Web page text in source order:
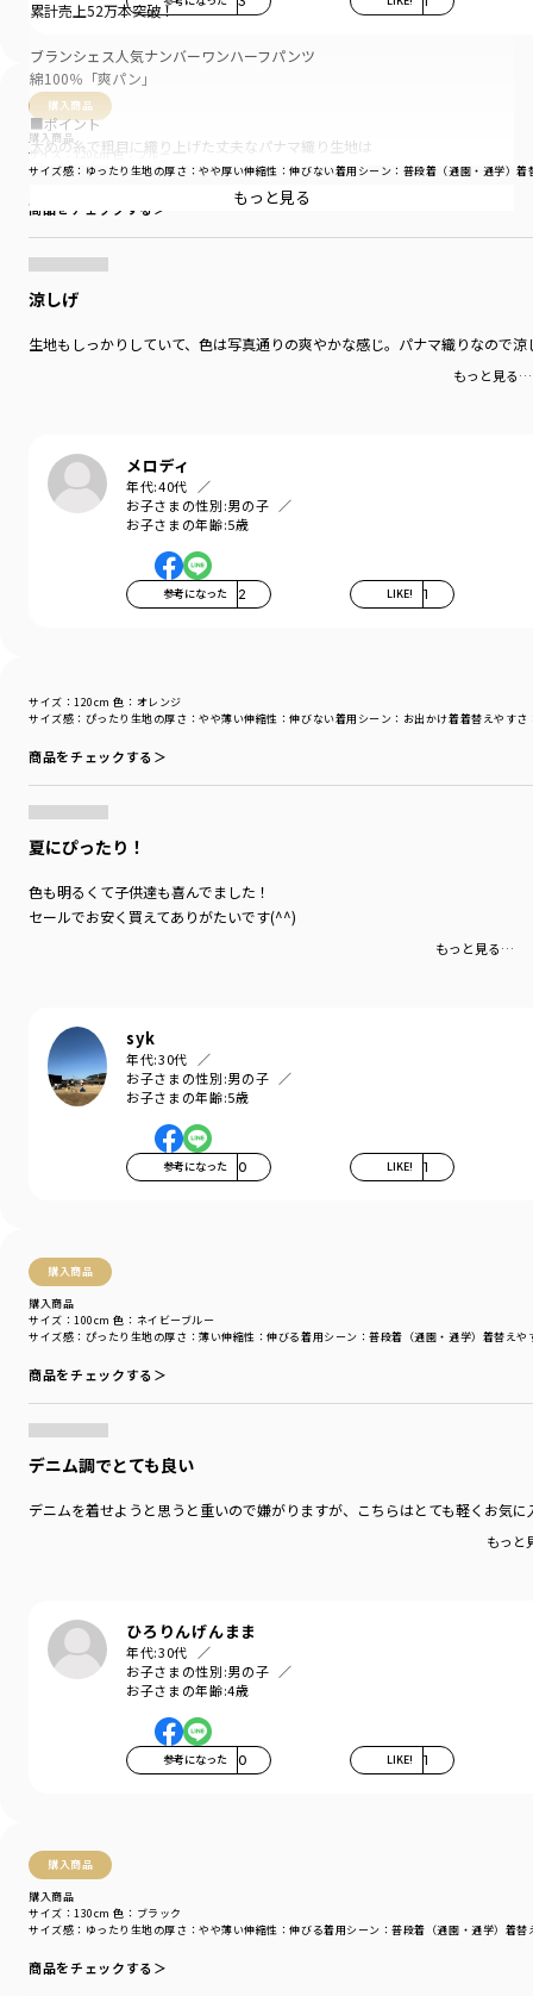
購入商品
購入商品
サイズ感 ：ゆったり 生地の厚さ ：やや厚い伸縮性 ：伸びない着用シーン ：普段着（通園・通学）着
サイズ：120cm 色：ブルー
商品をチェックする＞
涼しげ
生地もしっかりしていて、色は写真通りの爽やかな感じ。パナマ織りなので涼
もっと見る…
メロディ
年代:40代
お子さまの性別:男の子
お子さまの年齢:5歳
参考になった 2 LIKE! 1
サイズ感 ：ぴったり 生地の厚さ ：やや薄い伸縮性 ：伸びない着用シーン ：お出かけ着着替えやすさ
サイズ：120cm 色：オレンジ
商品をチェックする＞
夏にぴったり！
色も明るくて子供達も喜んでました！
セールでお安く買えてありがたいです(^^)
もっと見る…
syk
年代:30代
お子さまの性別:男の子
お子さまの年齢:5歳
参考になった 0 LIKE! 1
購入商品
購入商品
サイズ感 ：ぴったり 生地の厚さ ：薄い伸縮性 ：伸びる着用シーン ：普段着（通園・通学） 着替えや
サイズ：100cm 色：ネイビーブルー
商品をチェックする＞
デニム調でとても良い
デニムを着せようと思うと重いので嫌がりますが、こちらはとても軽くお気に
もっ
ひろりんげんまま
年代:30代
お子さまの性別:男の子
お子さまの年齢:4歳
参考になった 0 LIKE! 1
購入商品
購入商品
サイズ感 ：ゆったり 生地の厚さ ：やや薄い伸縮性 ：伸びる着用シーン ：普段着（通園・通学） 着替
サイズ：130cm 色：ブラック
商品をチェックする＞
累計売上52万本突破！
ブランシェス人気ナンバーワンハーフパンツ
綿100％「爽パン」
■ポイント
太めの糸で粗目に織り上げた丈夫なパナマ織り生地は
通気性が良いのもポイントの一つです。
「さらさら質感」で「通気性がよく丈夫」
夏のキッズにぴったりの大人気ハーフパンツ
「爽パン」!
「毎日使える」
しっかりと丈夫な太い糸を使用した「パナマ織り」。
爽やかで丈夫だから暑い夏の通園・通学やおでかけにも。
豊富なカラバリで何枚でもほしくなる！
マチ付きで立体的なシルエットはお子さまの動きを制限
しないので活発な子でもたくさん着用していただけます。
モデル：身長107.6cm 体重17kg
シーズン
／
カラー
／グリーン
性別タイプ
／BOY
もっと見る